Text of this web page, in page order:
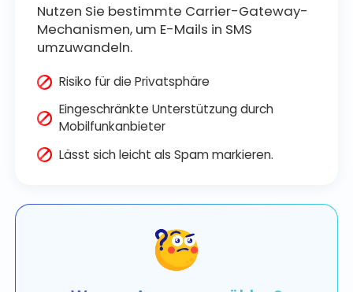
Nutzen Sie bestimmte Carrier-Gateway-
Mechanismen, um E-Mails in SMS
umzuwandeln.
Risiko für die Privatsphäre
Eingeschränkte Unterstützung durch
Mobilfunkanbieter
Lässt sich leicht als Spam markieren.